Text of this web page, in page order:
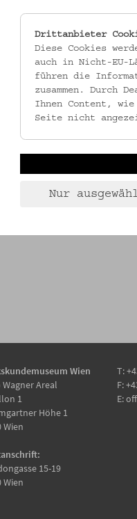
mit den drei Punkten
im 8. Bezirk die Nachfolge
und Begegnungsraum
ins Gespräch zu
Kurzfilme, an
nicht nur für erwachsenes
ins Kino gehen – wird
wie die
Tanzfestival
in der Filmfestivalszene
Wien
Areal
1
Höhe 1
Wien
15-19
Wien
T:
F:
E:
Drittanbieter
Diese Cookies
auch in Nicht-EU-
führen die
zusammen. Durch
Ihnen Content, wie
Seite nicht
Nur